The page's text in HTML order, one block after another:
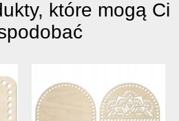
które mogą Ci